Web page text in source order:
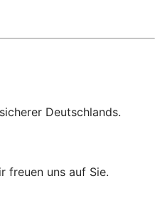
Deutschlands.
freuen uns auf Sie.